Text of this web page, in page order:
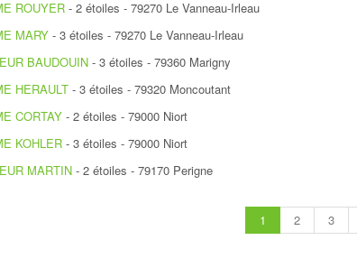
ROUYER - 2 étoiles - 79270 Le Vanneau-Irleau
MARY - 3 étoiles - 79270 Le Vanneau-Irleau
BAUDOUIN - 3 étoiles - 79360 Marigny
HERAULT - 3 étoiles - 79320 Moncoutant
CORTAY - 2 étoiles - 79000 Niort
KOHLER - 3 étoiles - 79000 Niort
MARTIN - 2 étoiles - 79170 Perigne
1 2 3